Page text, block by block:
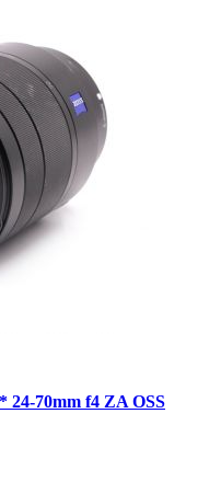
24-70mm f4 ZA OSS